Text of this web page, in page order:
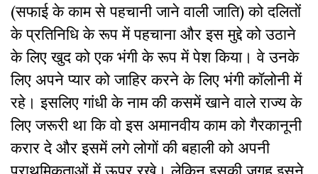
(सफाई के काम से पहचानी जाने वाली जाति) को दलितों
के प्रतिनिधि के रूप में पहचाना और इस मुद्दे को उठाने
के लिए खुद को एक भंगी के रूप में पेश किया। वे उनके
लिए अपने प्यार को जाहिर करने के लिए भंगी कॉलोनी में
रहे। इसलिए गांधी के नाम की कसमें खाने वाले राज्य के
लिए जरूरी था कि वो इस अमानवीय काम को गैरकानूनी
करार दे और इसमें लगे लोगों की बहाली को अपनी